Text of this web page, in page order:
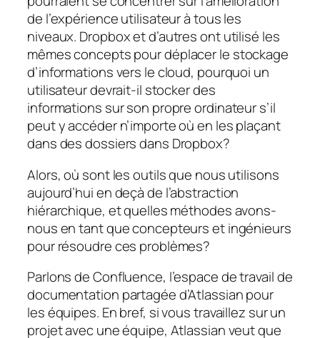
de l’expérience utilisateur à tous les
niveaux. Dropbox et d’autres ont utilisé les
mêmes concepts pour déplacer le stockage
d’informations vers le cloud, pourquoi un
utilisateur devrait-il stocker des
informations sur son propre ordinateur s’il
peut y accéder n’importe où en les plaçant
dans des dossiers dans Dropbox?
Alors, où sont les outils que nous utilisons
aujourd’hui en deçà de l’abstraction
hiérarchique, et quelles méthodes avons-
nous en tant que concepteurs et ingénieurs
pour résoudre ces problèmes?
Parlons de Confluence, l’espace de travail de
documentation partagée d’Atlassian pour
les équipes. En bref, si vous travaillez sur un
projet avec une équipe, Atlassian veut que